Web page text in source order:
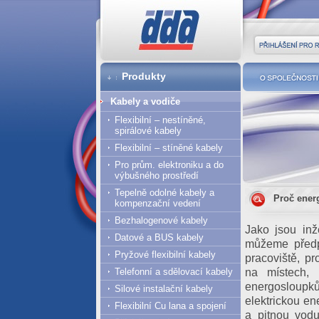
Proč
Jako jsou
můžeme
pracoviště,
na místech,
elektrickou
a pitnou
O
Produkty
Kabely a vodiče
Flexibilní – nestíněné,
spirálové kabely
Flexibilní – stíněné kabely
Pro prům. elektroniku a do
výbušného prostředí
Tepelně odolné kabely a
kompenzační vedení
Bezhalogenové kabely
Datové a BUS kabely
Pryžové flexibilní kabely
Telefonní a sdělovací kabely
Silové instalační kabely
Flexibilní Cu lana a spojení
Přihlášení pro